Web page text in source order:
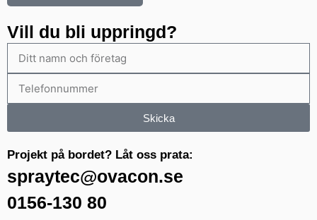
Vill du bli uppringd?
Skicka
Projekt på bordet? Låt oss prata:
spraytec@ovacon.se
0156-130 80